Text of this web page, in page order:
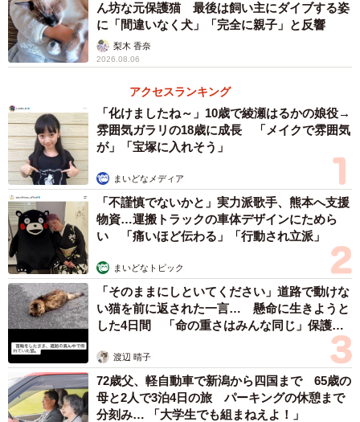
片岡達也さん
—学生さんと出会ったのはどういうシチュエーションでし
たか。
「駅に娘を迎えに行った際です。彼がベンチで泣いていま
した」
—片岡さんが写った看板を見てお金を返しに来た顛末につ
いて教えてください。
「この出来事があった数カ月ほど後のことです。クロアの
ん坊な元保護猫 最後は飼い主にダイブする姿
に「間違いなく犬」「完全に親子」と反響
梨木 香奈
2026.08.06
アクセスランキング
「化けましたね～」10歳で綾瀬はるかの娘役→
雰囲気ガラリの18歳に成長 「メイクで雰囲気
が」「宝塚に入れそう」
まいどなメディア
「不謹慎でないかと」実力派歌手、熊本へ支援
物資…運搬トラックの車体デザインにためら
い 「痛いほど伝わる」「行動され立派」
まいどなトピック
「そのままにしといてください」道路で動けな
い猫を前に返された一言… 懸命に生きようと
した4日間 「命の重さはみんな同じ」保護団
渡辺 晴子
72歳父、軽自動車で新潟から四国まで 65歳の
母と2人で3泊4日の旅 パーキングの休憩まで
分刻み… 「大学生でも組まねえよ！」